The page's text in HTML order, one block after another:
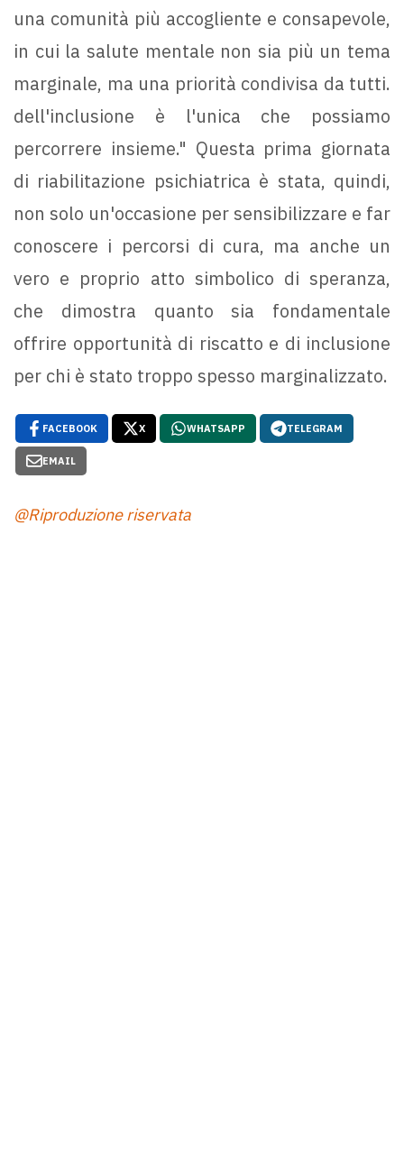
una comunità più accogliente e consapevole,
in cui la salute mentale non sia più un tema
marginale, ma una priorità condivisa da tutti.
dell'inclusione è l'unica che possiamo
percorrere insieme." Questa prima giornata
di riabilitazione psichiatrica è stata, quindi,
non solo un'occasione per sensibilizzare e far
conoscere i percorsi di cura, ma anche un
vero e proprio atto simbolico di speranza,
che dimostra quanto sia fondamentale
offrire opportunità di riscatto e di inclusione
per chi è stato troppo spesso marginalizzato.
FACEBOOK X WHATSAPP TELEGRAM
EMAIL
@Riproduzione riservata